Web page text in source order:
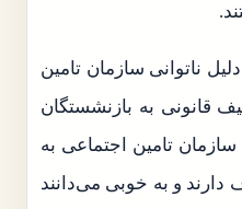
ناتوانی سازمان تامین
قانونی به بازنشستگان
تامین اجتماعی به
دارند و به خوبی می‌دانند